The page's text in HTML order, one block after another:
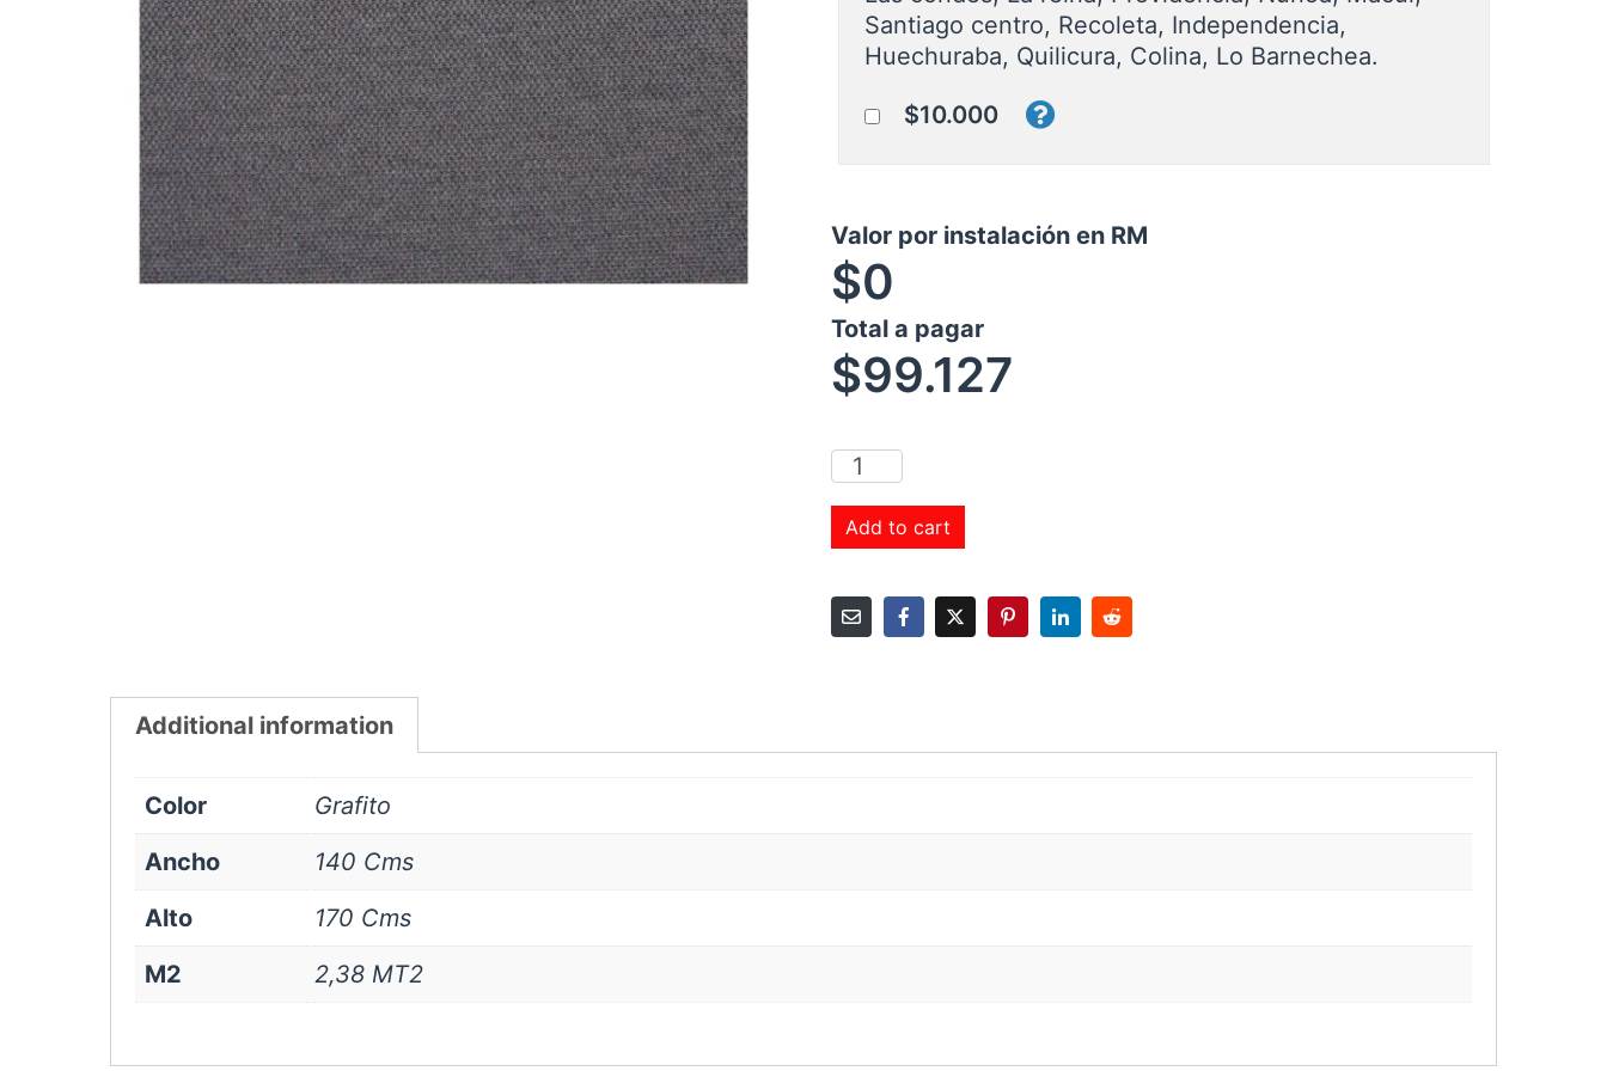
Santiago centro, Recoleta, Independencia,
Huechuraba, Quilicura, Colina, Lo Barnechea.
$10.000
Valor por instalación en RM
$0
Total a pagar
$99.127
Add to cart
Additional information
Color
Grafito
Ancho
140 Cms
Alto
170 Cms
M2
2,38 MT2